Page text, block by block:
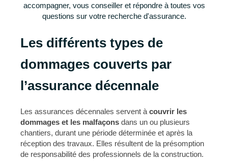
accompagner, vous conseiller et répondre à toutes vos
questions sur votre recherche d'assurance.
Les différents types de
dommages couverts par
l’assurance décennale
Les assurances décennales servent à couvrir les
dommages et les malfaçons dans un ou plusieurs
chantiers, durant une période déterminée et après la
réception des travaux. Elles résultent de la présomption
de responsabilité des professionnels de la construction.